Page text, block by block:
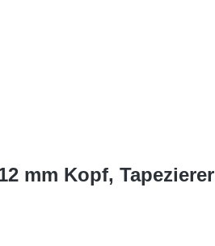
mm Kopf, Tapezierer